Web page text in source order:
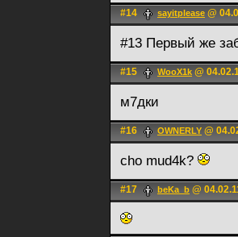
#14 sayitplease @
#13 Первый же
#15 WooX1k @
м7дки
#16 OWNERLY @
cho mud4k?
#17 beKa_b @